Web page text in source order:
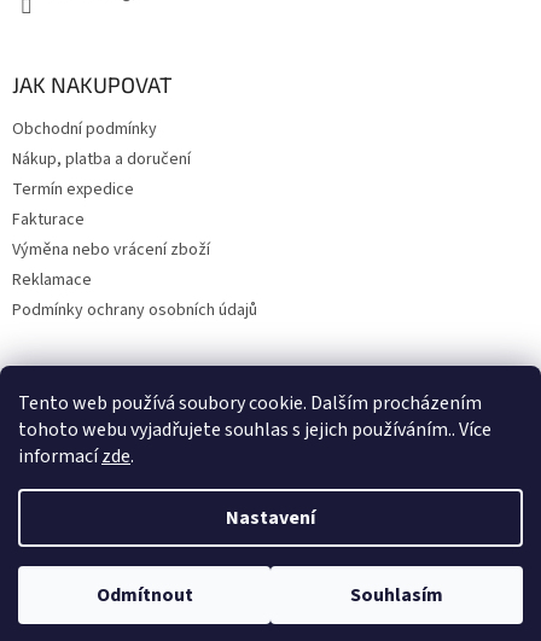
Tento web používá soubory cookie. Dalším procházením
tohoto webu vyjadřujete souhlas s jejich používáním.. Více
informacízde.
Nastavení
Odmítnout Souhlasím
JAK NAKUPOVAT
Obchodní podmínky
Nákup, platba a doručení
Termín expedice
Fakturace
Výměna nebo vrácení zboží
Reklamace
Podmínky ochrany osobních údajů
Upravil 404notfound.cz
Vytvořil Shoptet
Copyright 2026SCUCKADOG . Všechna práva vyhrazena.